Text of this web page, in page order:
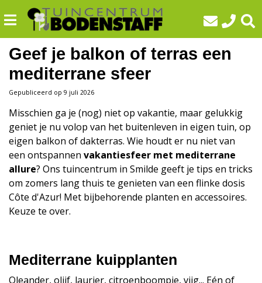
a
Geef je balkon of terras een
mediterrane sfeer
Gepubliceerd op 9 juli 2026
Misschien ga je (nog) niet op vakantie, maar gelukkig
geniet je nu volop van het buitenleven in eigen tuin, op
eigen balkon of dakterras. Wie houdt er nu niet van
een ontspannen vakantiesfeer met mediterrane
allure? Ons tuincentrum in Smilde geeft je tips en tricks
om zomers lang thuis te genieten van een flinke dosis
Côte d'Azur! Met bijbehorende planten en accessoires.
Keuze te over.
Mediterrane kuipplanten
Oleander, olijf, laurier, citroenboompje, vijg... Eén of